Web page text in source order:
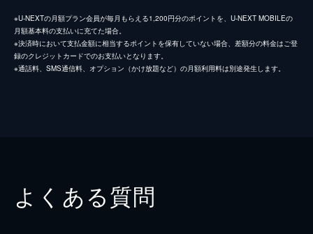
※U-NEXTの月額プラン会員が毎月もらえる1,200円分のポイントを、U-NEXT MOBILEの
月額基本料の支払いに充てた場合。
※決済時において支払金額に相当するポイントを保有していない場合、差額分の料金はご登
録のクレジットカードでのお支払いとなります。
※通話料、SMS通信料、オプション（かけ放題など）の月額利用料は別途発生します。
よくある質問